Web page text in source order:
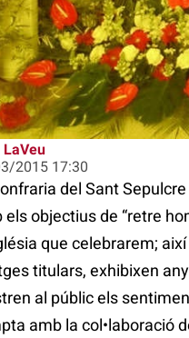
LaVeu
2015 17:30
del Sant
els objectius de “retre
que celebrarem;
titulars, exhibixen
al públic els
amb la col•laboració